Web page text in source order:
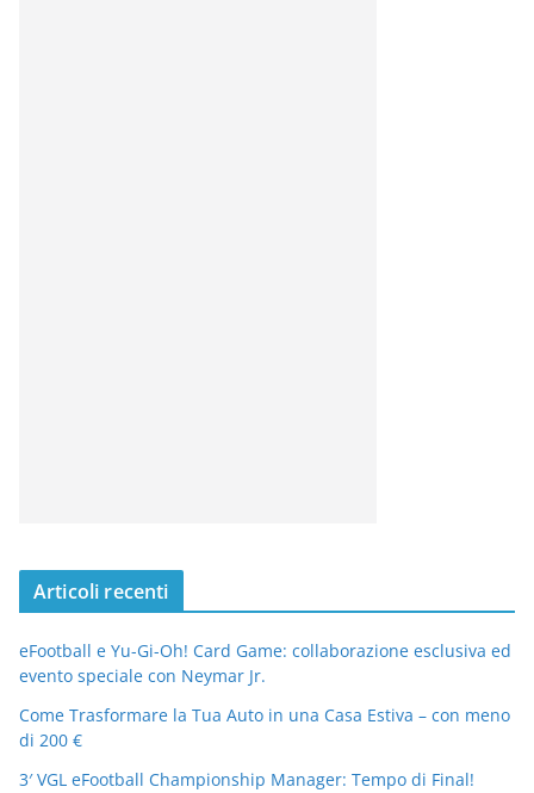
Articoli recenti
eFootball e Yu-Gi-Oh! Card Game: collaborazione esclusiva ed
evento speciale con Neymar Jr.
Come Trasformare la Tua Auto in una Casa Estiva – con meno
di 200 €
3′ VGL eFootball Championship Manager: Tempo di Final!